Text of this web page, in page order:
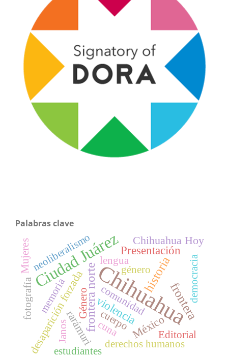
Palabras clave
Chihuahua
Ciudad Juárez historia
frontera norte frontera
Presentación
violencia
desaparición forzada México
rarámuri
Chihuahua Hoy
Género
derechos humanos
comunidad
fotografía
estudiantes
democracia
género
neoliberalismo
cuerpo
memoria
Mujeres lengua
cuna
Janos Editorial